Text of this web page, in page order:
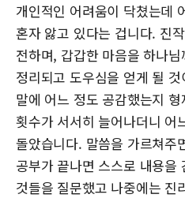
개인적인 어려움이 닥쳤는데
혼자 앓고 있다는 겁니다. 진
전하며, 갑갑한 마음을 하나
정리되고 도우심을 얻게 될
말에 어느 정도 공감했는지
횟수가 서서히 늘어나더니 어
돌았습니다. 말씀을 가르쳐주
공부가 끝나면 스스로 내용을
것들을 질문했고 나중에는 진